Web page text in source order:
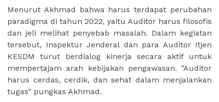
Menurut Akhmad bahwa harus terdapat perubahan
paradigma di tahun 2022, yaitu Auditor harus filosofis
dan jeli melihat penyebab masalah. Dalam kegiatan
tersebut, Inspektur Jenderal dan para Auditor Itjen
KESDM turut berdialog kinerja secara aktif untuk
mempertajam arah kebijakan pengawasan. "Auditor
harus cerdas, cerdik, dan sehat dalam menjalankan
tugas" pungkas Akhmad.